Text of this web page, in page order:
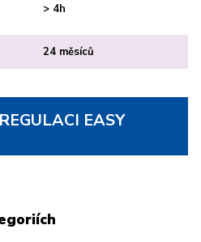
> 4h
24 měsíců
EASY